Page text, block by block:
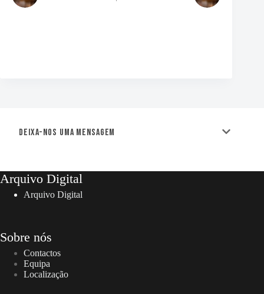
Deixa-nos uma mensagem
Arquivo Digital
Arquivo Digital
Sobre nós
Contactos
Equipa
Localização